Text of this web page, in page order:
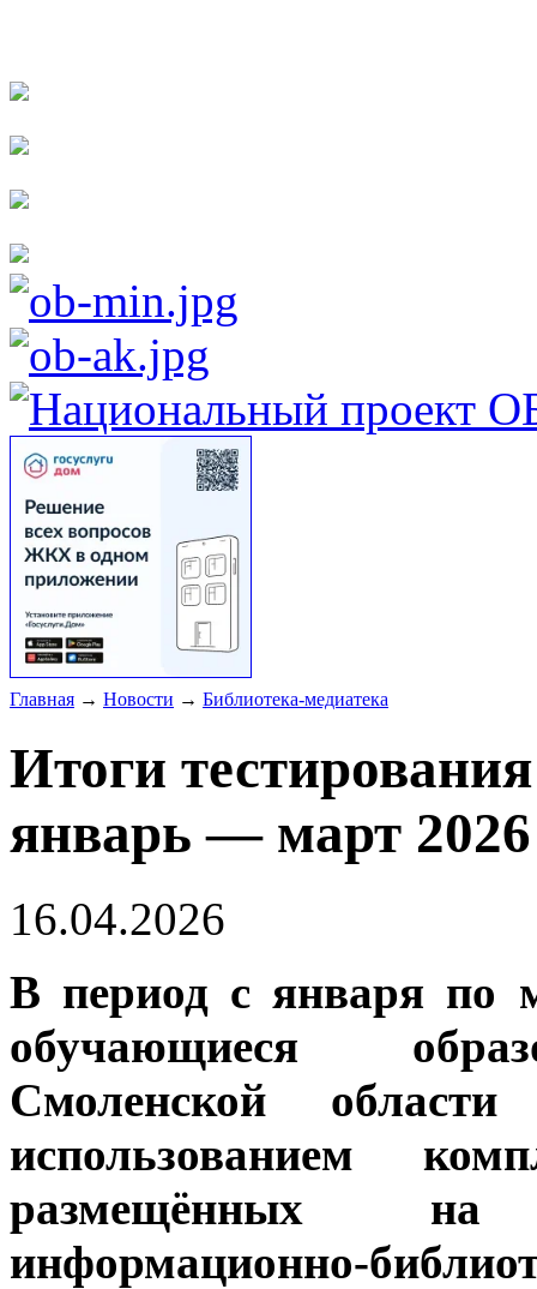
Главная → Новости → Библиотека-медиатека
Итоги
январь — март 2026
16.04.2026
В период с января по
обучающиеся
Смоленской
использованием
размещённых на